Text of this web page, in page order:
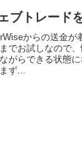
ブトレード
からの送金が
でお試しなので
がらできる状態
ず...